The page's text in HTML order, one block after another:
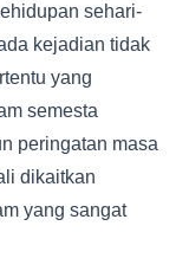
sehari-
kejadian tidak
yang
semesta
peringatan masa
dikaitkan
yang sangat